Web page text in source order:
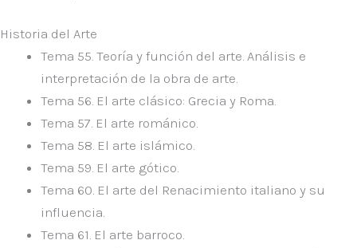
Historia del Arte
Tema 55. Teoría y función del arte. Análisis e
interpretación de la obra de arte.
Tema 56. El arte clásico: Grecia y Roma.
Tema 57. El arte románico.
Tema 58. El arte islámico.
Tema 59. El arte gótico.
Tema 60. El arte del Renacimiento italiano y su
influencia.
Tema 61. El arte barroco.